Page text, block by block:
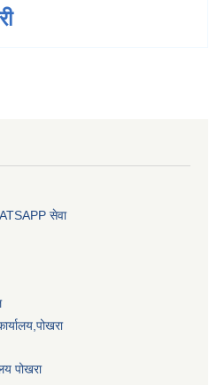
सेवा
पोखरा